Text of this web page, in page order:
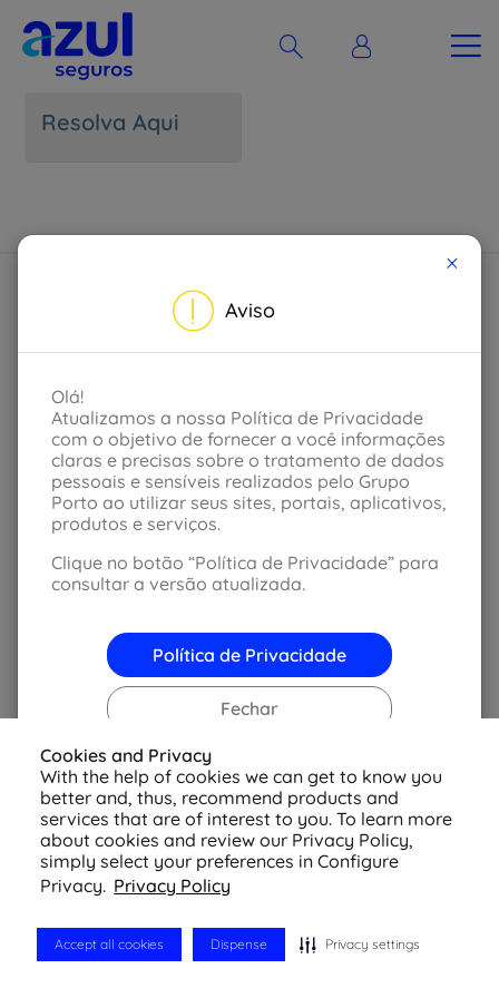
Cookies and Privacy
With the help of cookies we can get to know you
better and, thus, recommend products and
services that are of interest to you. To learn more
about cookies and review our Privacy Policy,
simply select your preferences in Configure
Privacy. Privacy Policy
Accept all cookies Dispense Privacy settings
Resolva Aqui
© 2026 Azul Seguros - Todos os direitos reservados
Aviso
×
Olá!
Atualizamos a nossa Política de Privacidade
com o objetivo de fornecer a você informações
claras e precisas sobre o tratamento de dados
pessoais e sensíveis realizados pelo Grupo
Porto ao utilizar seus sites, portais, aplicativos,
produtos e serviços.
Clique no botão “Política de Privacidade” para
consultar a versão atualizada.
Política de Privacidade
Fechar